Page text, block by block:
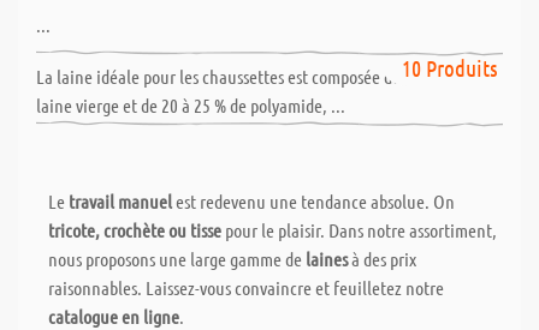
...
10 Produits
La laine idéale pour les chaussettes est composée de 70 à 75 % de
laine vierge et de 20 à 25 % de polyamide, ...
Le travail manuelest redevenu une tendance absolue. On
tricote, crochète ou tisse pour le plaisir. Dans notre assortiment,
nous proposons une large gamme de lainesà des prix
raisonnables. Laissez-vous convaincre et feuilletez notre
catalogue en ligne.